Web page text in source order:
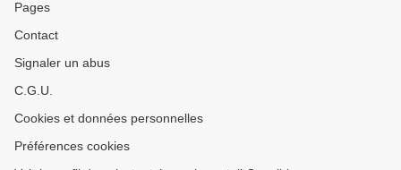
Pages
Contact
Signaler un abus
C.G.U.
Cookies et données personnelles
Préférences cookies